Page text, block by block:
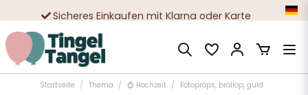
Sicheres Einkaufen mit Klarna oder Karte
Zehntausende zufriedene Kunden
Startseite Thema 💍 Hochzeit Fotoprops, bröllop, guld